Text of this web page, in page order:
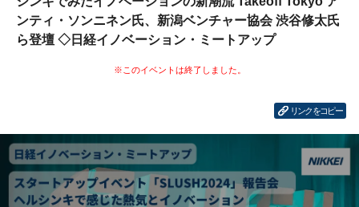
ンティ・ソンニネン氏、新潟ベンチャー協会 渋谷修太氏
ら登壇 ◇日経イノベーション・ミートアップ
リンクをコピー